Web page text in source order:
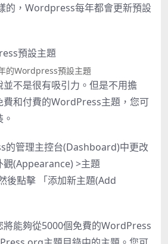
的，Wordpress每年都會更新預設
的Wordpress預設主題
不是很有吸引力。但是不用擔
費和付費的WordPress主題 ，您可
的管理主控台(Dashboard)中更改
觀(Appearance) >主題
後點擊 「添加新主題(Add
將能夠從5000個免費的WordPress